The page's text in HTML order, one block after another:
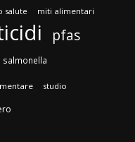
salute miti alimentari
pfas
salmonella
studio